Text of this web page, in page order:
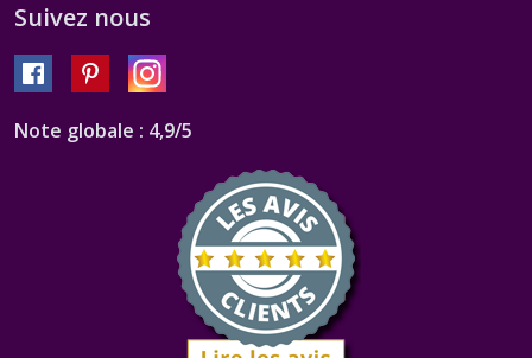
Suivez nous
Note globale : 4,9/5